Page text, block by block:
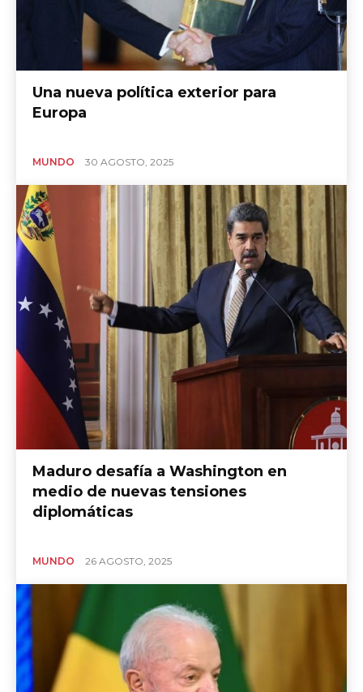
Una nueva política exterior para
Europa
MUNDO 30 AGOSTO, 2025
Maduro desafía a Washington en
medio de nuevas tensiones
diplomáticas
MUNDO 26 AGOSTO, 2025